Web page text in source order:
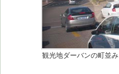
観光地ダーバンの町並